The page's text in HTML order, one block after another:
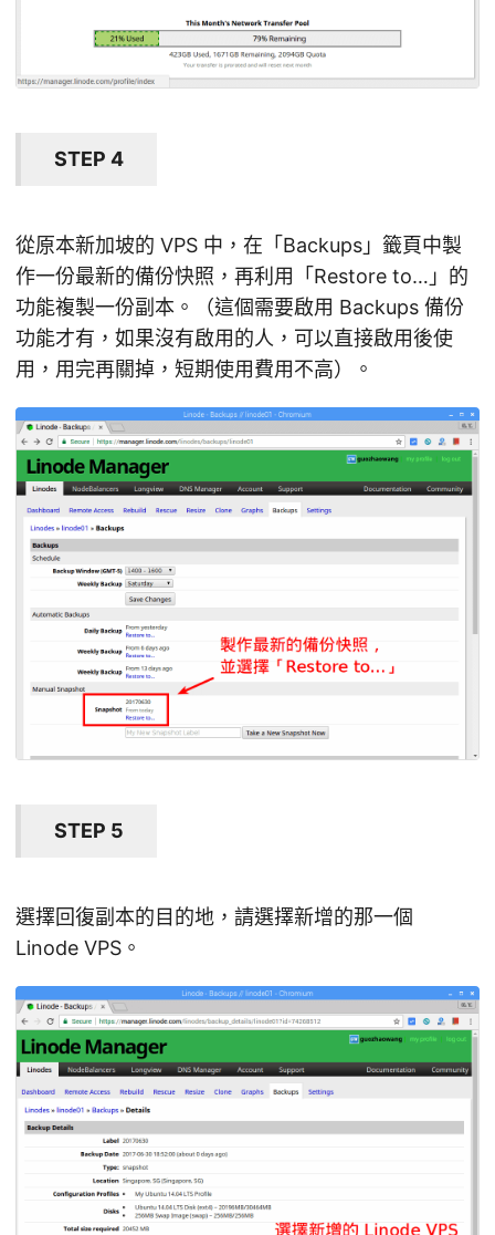
STEP 4
從原本新加坡的 VPS 中，在「Backups」籤頁中製
作一份最新的備份快照，再利用「Restore to…」的
功能複製一份副本。（這個需要啟用 Backups 備份
功能才有，如果沒有啟用的人，可以直接啟用後使
用，用完再關掉，短期使用費用不高）。
STEP 5
選擇回復副本的目的地，請選擇新增的那一個
Linode VPS。